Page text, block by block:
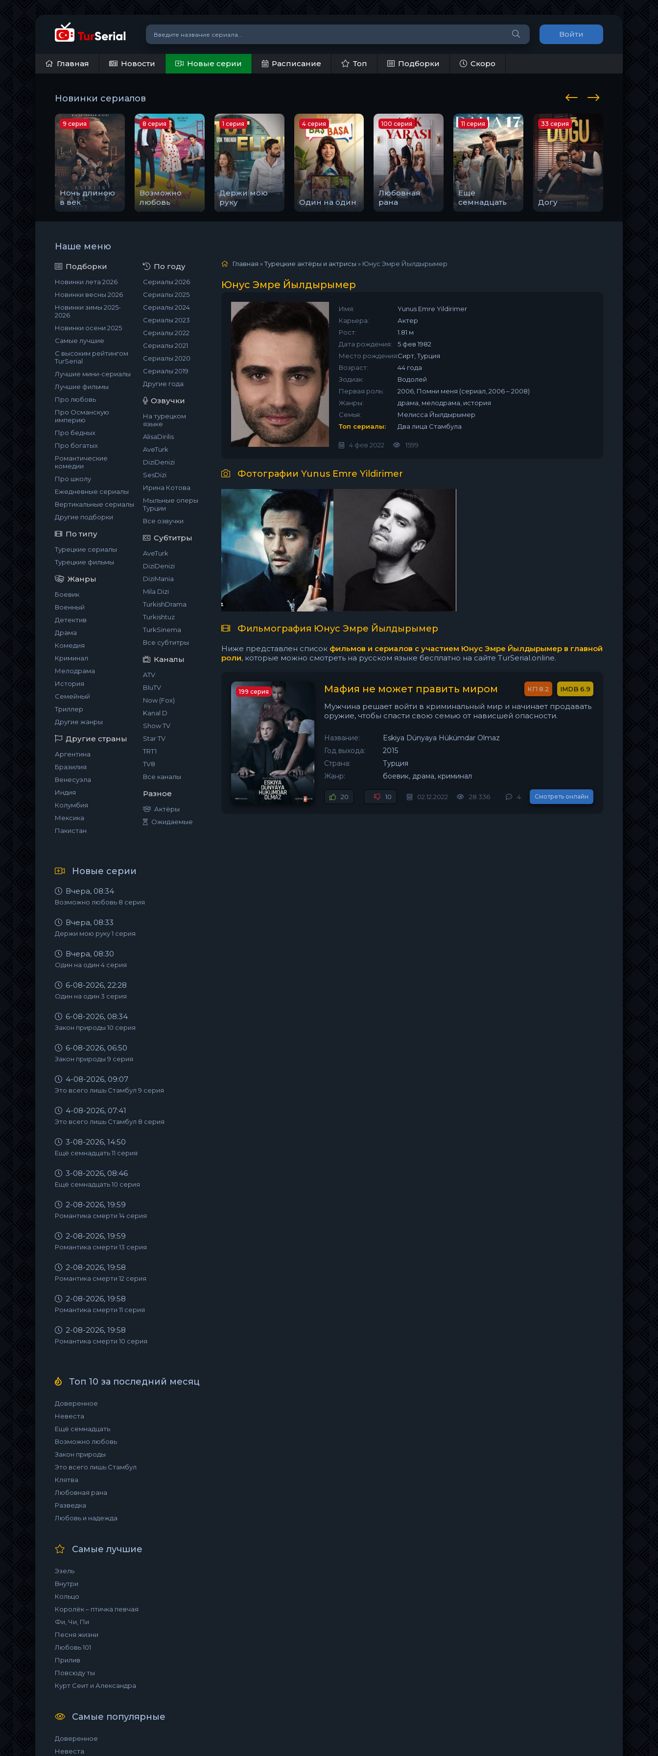
Войти
Главная Новости Новые серии Расписание Топ Подборки Скоро
Новинки сериалов
Ночь длиною
в век
9 серия
Возможно
любовь
8 серия
Держи мою
руку
1 серия
Один на один
4 серия
Любовная
рана
100 серия
Ещё
семнадцать
11 серия
Догу
33 серия
Наше меню
Подборки
Новинки лета 2026
Новинки весны 2026
Новинки зимы 2025-
2026
Новинки осени 2025
Самые лучшие
С высоким рейтингом
TurSerial
Лучшие мини-сериалы
Лучшие фильмы
Про любовь
Про Османскую
империю
Про бедных
Про богатых
Романтические
комедии
Про школу
Ежедневные сериалы
Вертикальные сериалы
Другие подборки
По типу
Турецкие сериалы
Турецкие фильмы
Жанры
Боевик
Военный
Детектив
Драма
Комедия
Криминал
Мелодрама
История
Семейный
Триллер
Другие жанры
Другие страны
Аргентина
Бразилия
Венесуэла
Индия
Колумбия
Мексика
Пакистан
По году
Сериалы 2026
Сериалы 2025
Сериалы 2024
Сериалы 2023
Сериалы 2022
Сериалы 2021
Сериалы 2020
Сериалы 2019
Другие года
Озвучки
На турецком
языке
AlisaDirilis
AveTurk
DiziDenizi
SesDizi
Ирина Котова
Мыльные оперы
Турции
Все озвучки
Субтитры
AveTurk
DiziDenizi
DiziMania
Mila Dizi
TurkishDrama
Turkishtuz
TurkSinema
Все субтитры
Каналы
ATV
BluTV
Now (Fox)
Kanal D
Show TV
Star TV
TRT1
TV8
Все каналы
Разное
Актёры
Ожидаемые
Новые серии
Вчера, 08:34
Возможно любовь 8 серия
Вчера, 08:33
Держи мою руку 1 серия
Вчера, 08:30
Один на один 4 серия
6-08-2026, 22:28
Один на один 3 серия
6-08-2026, 08:34
Закон природы 10 серия
6-08-2026, 06:50
Закон природы 9 серия
4-08-2026, 09:07
Это всего лишь Стамбул 9 серия
4-08-2026, 07:41
Это всего лишь Стамбул 8 серия
3-08-2026, 14:50
Ещё семнадцать 11 серия
3-08-2026, 08:46
Ещё семнадцать 10 серия
2-08-2026, 19:59
Романтика смерти 14 серия
2-08-2026, 19:59
Романтика смерти 13 серия
2-08-2026, 19:58
Романтика смерти 12 серия
2-08-2026, 19:58
Романтика смерти 11 серия
2-08-2026, 19:58
Романтика смерти 10 серия
Топ 10 за последний месяц
Доверенное
Невеста
Ещё семнадцать
Возможно любовь
Закон природы
Это всего лишь Стамбул
Клятва
Любовная рана
Разведка
Любовь и надежда
Самые лучшие
Эзель
Внутри
Кольцо
Королёк – птичка певчая
Фи, Чи, Пи
Песня жизни
Любовь 101
Прилив
Повсюду ты
Курт Сеит и Александра
Самые популярные
Доверенное
Невеста
Главная »Турецкие актёры и актрисы » Юнус Эмре Йылдырымер
Юнус Эмре Йылдырымер
Имя:
Yunus Emre Yildirimer
Карьера:
Актер
Рост:
1.81 м
Дата рождения:
5 фев 1982
Место рождения:Сирт, Турция
Возраст:
44 года
Зодиак:
Водолей
Первая роль:
2006, Помни меня (сериал, 2006 – 2008)
Жанры:
драма, мелодрама, история
Семья:
Мелисса Йылдырымер
Топ сериалы:
Два лица Стамбула
4 фев 2022 1599
Фотографии Yunus Emre Yildirimer
Фильмография Юнус Эмре Йылдырымер
Ниже представлен список фильмов и сериалов с участием Юнус Эмре Йылдырымер в главной
роли, которые можно смотреть на русском языке бесплатно на сайте TurSerial.online.
199 серия Мафия не может править миром 8.2 6.9
Мужчина решает войти в криминальный мир и начинает продавать
оружие, чтобы спасти свою семью от нависшей опасности.
Название:
Eskiya Dünyaya Hükümdar Olmaz
Год выхода:
2015
Страна:
Турция
Жанр:
боевик, драма, криминал
20 10 02.12.2022 28 336 4 Смотреть онлайн